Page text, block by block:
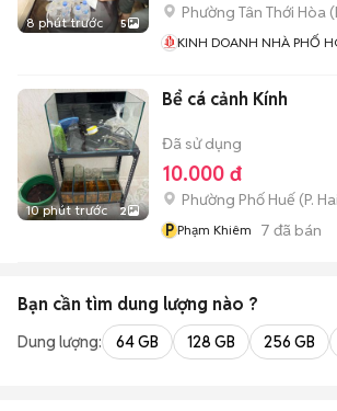
8 phút trước 5
Phường Tân Thới Hòa (
KINH DOANH NHÀ PHỐ
10 phút trước 2
Bể cá cảnh Kính
Đã sử dụng
10.000 đ
Phường Phố Huế (P.
P Phạm Khiêm 7 đã bán
Bạn cần tìm dung lượng nào ?
Dung lượng: 64 GB 128 GB 256 GB